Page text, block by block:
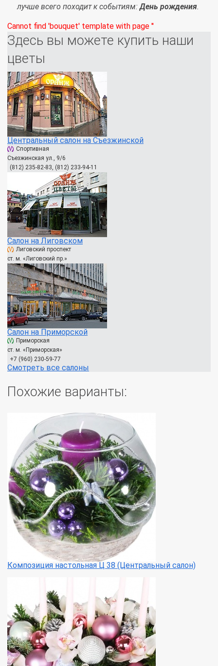
лучше всего походит к событиям:День рождения.
Cannot find 'bouquet' template with page ''
Здесь вы можете купить наши
цветы
Центральный салон на Съезжинской
Спортивная
Съезжинская ул., 9/6
(812) 235-82-83, (812) 233-94-11
Салон на Лиговском
Лиговский проспект
ст. м. «Лиговский пр.»
Салон на Приморской
Приморская
ст. м. «Приморская»
+7 (960) 230-59-77
Смотреть все салоны
Похожие варианты:
Композиция настольная Ц 38 (Центральный салон)